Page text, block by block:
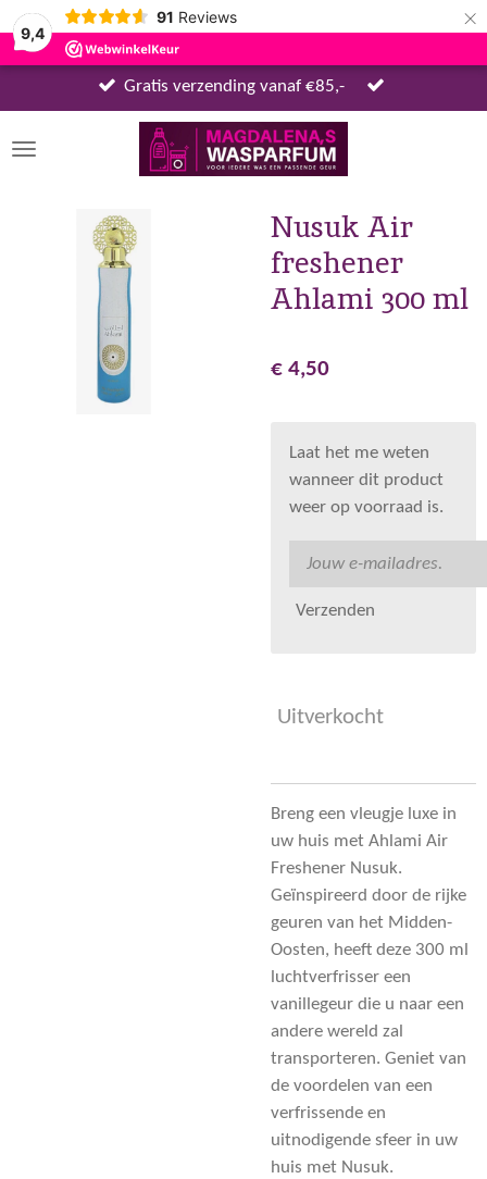
9,4
91 Reviews ×
Gratis verzending vanaf €85,-
Nusuk Air
freshener
Ahlami 300 ml
€ 4,50
Laat het me weten
wanneer dit product
weer op voorraad is.
Verzenden
Uitverkocht
Breng een vleugje luxe in
uw huis met Ahlami Air
Freshener Nusuk.
Geïnspireerd door de rijke
geuren van het Midden-
Oosten, heeft deze 300 ml
luchtverfrisser een
vanillegeur die u naar een
andere wereld zal
transporteren. Geniet van
de voordelen van een
verfrissende en
uitnodigende sfeer in uw
huis met Nusuk.